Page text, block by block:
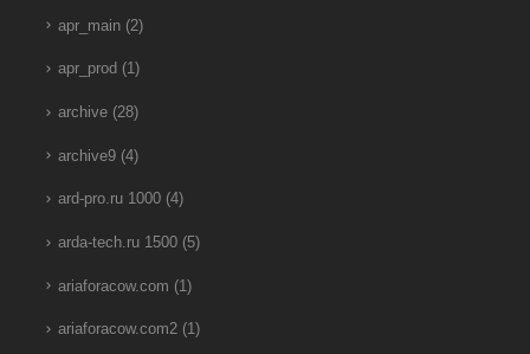
apr_main(2)
apr_prod (1)
archive(28)
archive9(4)
ard-pro.ru 1000(4)
arda-tech.ru 1500(5)
ariaforacow.com (1)
ariaforacow.com2(1)